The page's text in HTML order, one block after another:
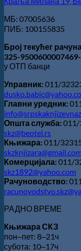
МБ: 07005636
ПИБ: 100155835
Број текућег
325-
у ОТП банци
Управник:011/
Главни уредник:
Општа служба:011/
skz@beotel.rs
Књижара:011/
skzknjizara@gmail.com
Комерцијала:011/
skz1892@yahoo.com
Рачуноводство:
РАДНО ВРЕМЕ
Књижара СКЗ
пон‒пет: 8‒21ч
субота: 10‒17ч